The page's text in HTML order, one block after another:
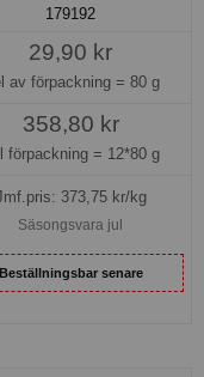
179192
29,90 kr
av förpackning = 80 g
358,80 kr
förpackning = 12*80 g
373,75kr/kg
Säsongsvara jul
Beställningsbar senare